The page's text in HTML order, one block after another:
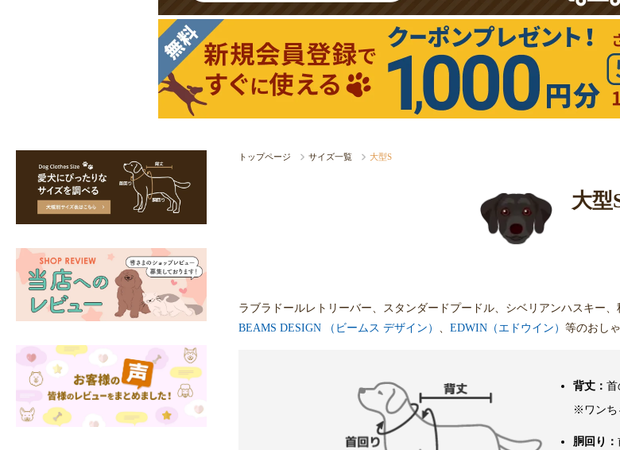
トップページ サイズ一覧 大型S
大型
ラブラドールレトリーバー、スタンダードプードル、シベリアンハスキー
BEAMS DESIGN （ビームス デザイン） 、 EDWIN（エドウイン） 等のおし
背丈： 首
※ワンち
胴回り：